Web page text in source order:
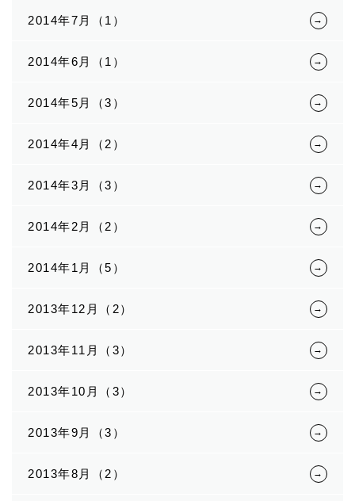
2014年7月（1）
2014年6月（1）
2014年5月（3）
2014年4月（2）
2014年3月（3）
2014年2月（2）
2014年1月（5）
2013年12月（2）
2013年11月（3）
2013年10月（3）
2013年9月（3）
2013年8月（2）